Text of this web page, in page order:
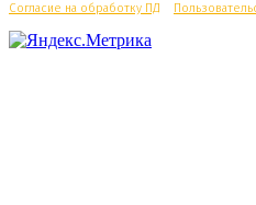
Согласие на обработку ПД